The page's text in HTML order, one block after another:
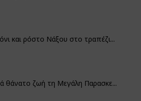
και ρόστο Νάξου στο τραπέζι...
θάνατο ζωή τη Μεγάλη Παρασκε...